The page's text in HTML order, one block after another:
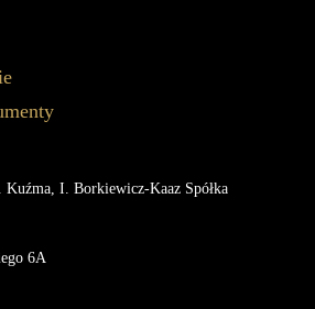
I. Borkiewicz-Kaaz Spółka
6A